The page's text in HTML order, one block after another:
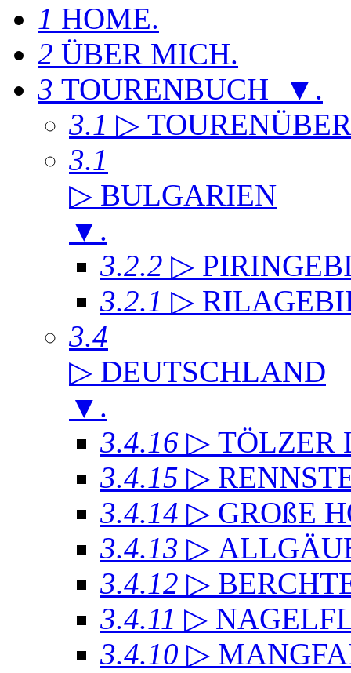
1 HOME.
2 ÜBER MICH.
3 TOURENBUCH ▼ .
3.1 ▷
3.1
▷ BULGARIEN
▼ .
3.2.2 ▷
3.2.1 ▷
3.4
▷ DEUTSCHLAND
▼ .
3.4.16 ▷ TÖLZER
3.4.15 ▷
3.4.14 ▷ GROßE
3.4.13 ▷
3.4.12 ▷
3.4.11 ▷
3.4.10 ▷